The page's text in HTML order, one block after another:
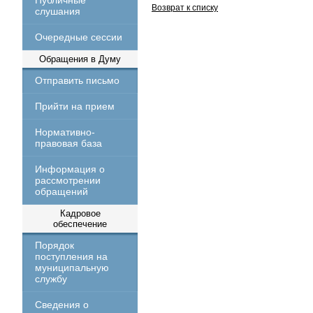
слушания
Очередные сессии
Обращения в Думу
Отправить письмо
Прийти на прием
Нормативно-
правовая база
Информация о
рассмотрении
обращений
Кадровое
обеспечение
Порядок
поступления на
муниципальную
службу
Сведения о
Возврат к списку